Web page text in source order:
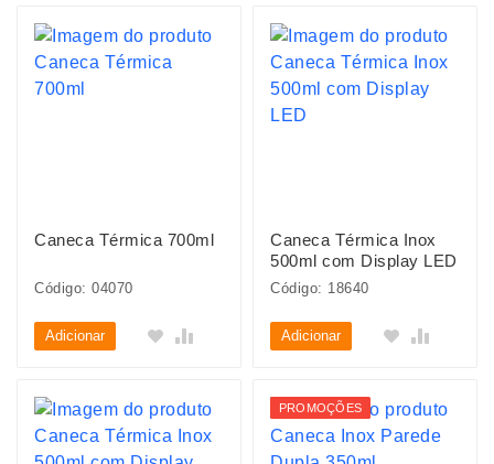
Caneca Térmica 700ml
Código: 04070
Adicionar
Caneca Térmica Inox
500ml com Display LED
Código: 18640
Adicionar
PROMOÇÕES